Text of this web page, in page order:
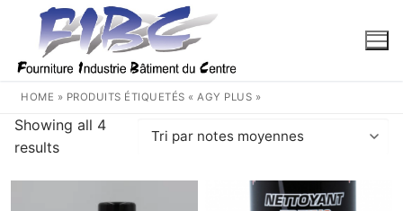
contenu
HOME » PRODUITS ÉTIQUETÉS « AGY PLUS »
Showing all 4
results
Trié